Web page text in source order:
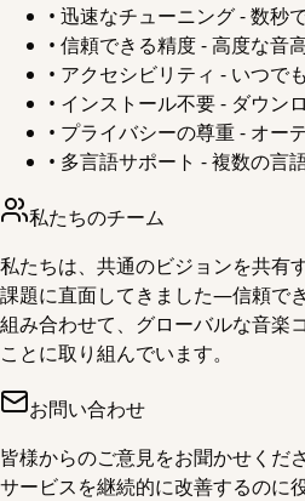
• 迅速なチューニング - 数秒
• 信頼できる精度 - 高度な音
• アクセシビリティ - いつで
• インストール不要 - ダウン
• プライバシーの尊重 - オー
• 多言語サポート - 複数の言
私たちのチーム
私たちは、共通のビジョンを共有
課題に直面してきました—信頼で
組み合わせて、グローバルな音楽
ことに取り組んでいます。
お問い合わせ
皆様からのご意見をお聞かせくだ
サービスを継続的に改善するのに